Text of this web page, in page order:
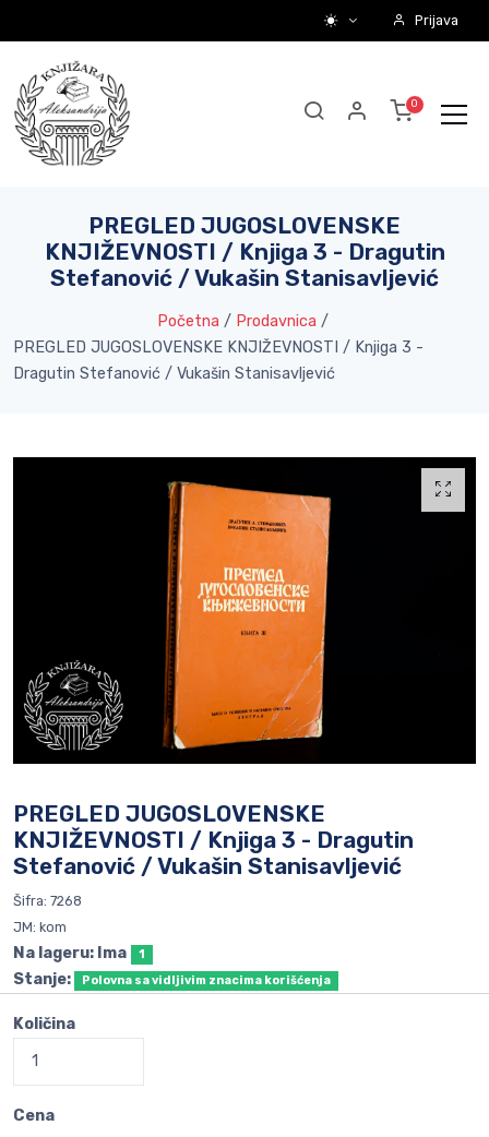
Prijava
PREGLED JUGOSLOVENSKE
KNJIŽEVNOSTI / Knjiga 3 - Dragutin
Stefanović / Vukašin Stanisavljević
Početna / Prodavnica /
PREGLED JUGOSLOVENSKE KNJIŽEVNOSTI / Knjiga 3 -
Dragutin Stefanović / Vukašin Stanisavljević
PREGLED JUGOSLOVENSKE
KNJIŽEVNOSTI / Knjiga 3 - Dragutin
Stefanović / Vukašin Stanisavljević
Šifra: 7268
JM: kom
Na lageru: Ima 1
Stanje: Polovna sa vidljivim znacima korišćenja
Količina
Cena